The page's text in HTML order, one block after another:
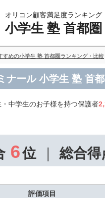
オリコン顧客満足度ランキング
小学生 塾 首都圏
すめの小学生 塾 首都圏ランキング・比較
ナール 小学生 塾 首
中学生のお子様を持つ保護者
6位 総合得
評価項目